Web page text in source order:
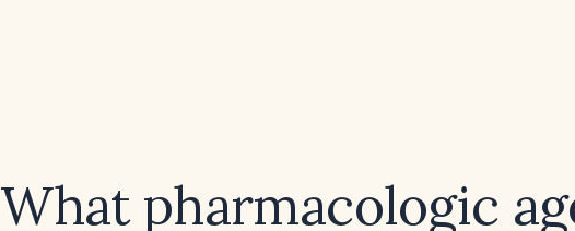
What pharmacologic